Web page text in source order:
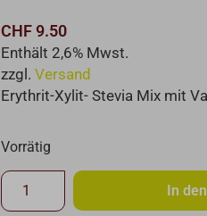
CHF9.50
Enthält 2,6% Mwst.
zzgl.Versand
Erythrit-Xylit- Stevia Mix mit
Vorrätig
In